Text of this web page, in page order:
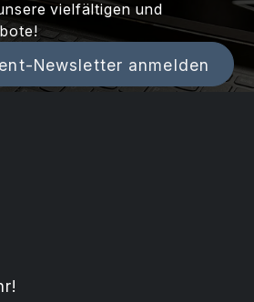
vielfältigen und
Newsletter anmelden